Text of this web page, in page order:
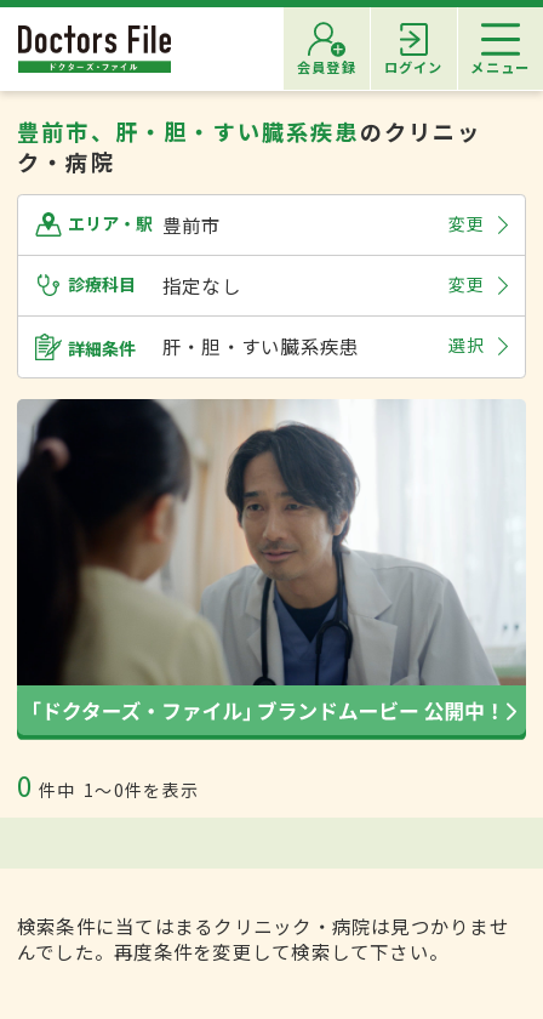
会員登録 ログイン メニュー
豊前市、肝・胆・すい臓系疾患のクリニッ
ク・病院
エリア・駅 豊前市 変更
診療科目 指定なし 変更
詳細条件 肝・胆・すい臓系疾患 選択
0 件中 1〜0件を表示
検索条件に当てはまるクリニック・病院は見つかりませ
んでした。再度条件を変更して検索して下さい。